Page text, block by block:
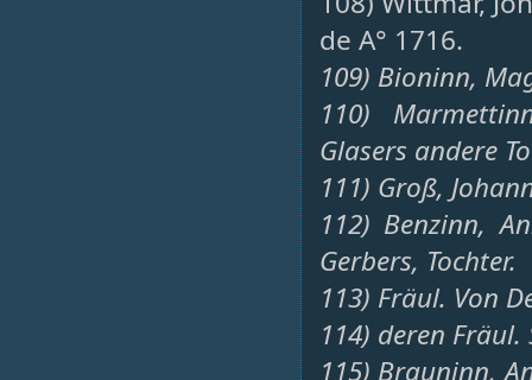
de A° 1716.
109) Bioninn,
110)
Glasers andere
111) Groß,
112) Benzinn,
Gerbers, Tochter.
113) Fräul. Von
114) deren
115) Brauninn,